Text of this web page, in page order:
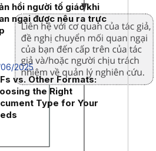
hồi người tố giác khi
ngại được nêu ra trực
2025
vs. Other Formats:
the Right
Type for Your